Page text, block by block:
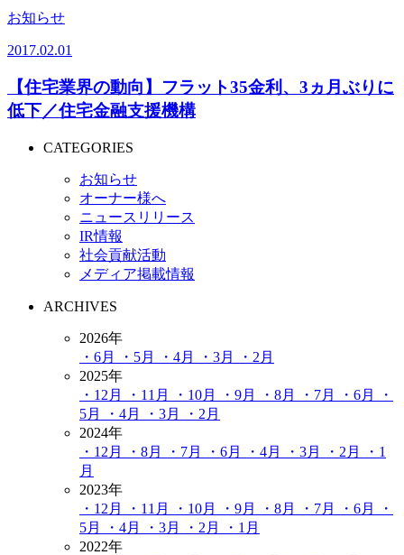
お知らせ
2017.02.01
【住宅業界の動向】フラット35金利、3ヵ月ぶりに
低下／住宅金融支援機構
CATEGORIES
お知らせ
オーナー様へ
ニュースリリース
IR情報
社会貢献活動
メディア掲載情報
ARCHIVES
2026年
・6月
・5月 ・4月 ・3月
・2月
2025年
・12月
・11月 ・10月 ・9月 ・8月 ・7月 ・6月
・
5月
・4月 ・3月
・2月
2024年
・12月
・8月 ・7月 ・6月 ・4月 ・3月 ・2月
・1
月
2023年
・12月
・11月 ・10月 ・9月 ・8月 ・7月 ・6月
・
5月
・4月 ・3月 ・2月
・1月
2022年